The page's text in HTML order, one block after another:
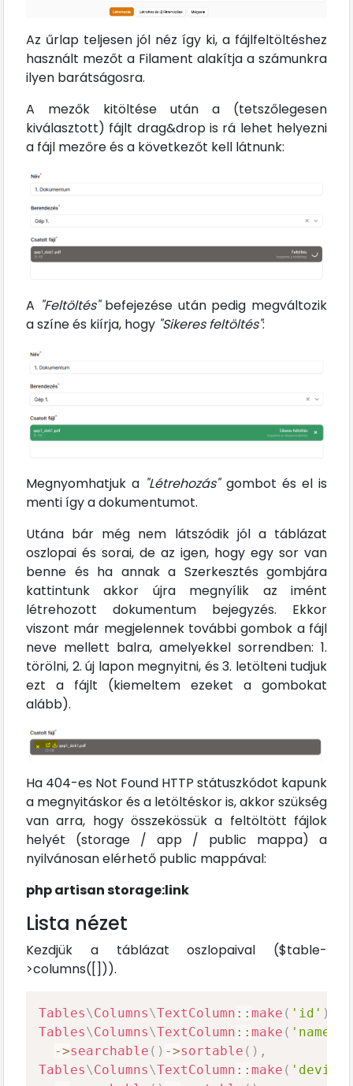
Az űrlap teljesen jól néz így ki, a fájlfeltöltéshez
használt mezőt a Filament alakítja a számunkra
ilyen barátságosra.
A mezők kitöltése után a (tetszőlegesen
kiválasztott) fájlt drag&drop is rá lehet helyezni
a fájl mezőre és a következőt kell látnunk:
A "Feltöltés"befejezése után pedig megváltozik
a színe és kiírja, hogy "Sikeres feltöltés":
Megnyomhatjuk a "Létrehozás"gombot és el is
menti így a dokumentumot.
Utána bár még nem látszódik jól a táblázat
oszlopai és sorai, de az igen, hogy egy sor van
benne és ha annak a Szerkesztés gombjára
kattintunk akkor újra megnyílik az imént
létrehozott dokumentum bejegyzés. Ekkor
viszont már megjelennek további gombok a fájl
neve mellett balra, amelyekkel sorrendben: 1.
törölni, 2. új lapon megnyitni, és 3. letölteni tudjuk
ezt a fájlt (kiemeltem ezeket a gombokat
alább).
Ha 404-es Not Found HTTP státuszkódot kapunk
a megnyitáskor és a letöltéskor is, akkor szükség
van arra, hogy összekössük a feltöltött fájlok
helyét (storage / app / public mappa) a
nyilvánosan elérhető public mappával:
php artisan storage:link
Lista nézet
Kezdjük a táblázat oszlopaival ($table-
>columns([])).
Tables\Columns\TextColumn :: make ( 'id' )
Tables\Columns\TextColumn :: make ( 'name'
->searchable ( ) ->sortable ( ) ,
Tables\Columns\TextColumn :: make (